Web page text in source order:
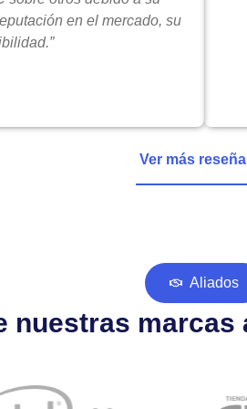
en el mercado, su
Ver más
Aliados
nuestras marcas